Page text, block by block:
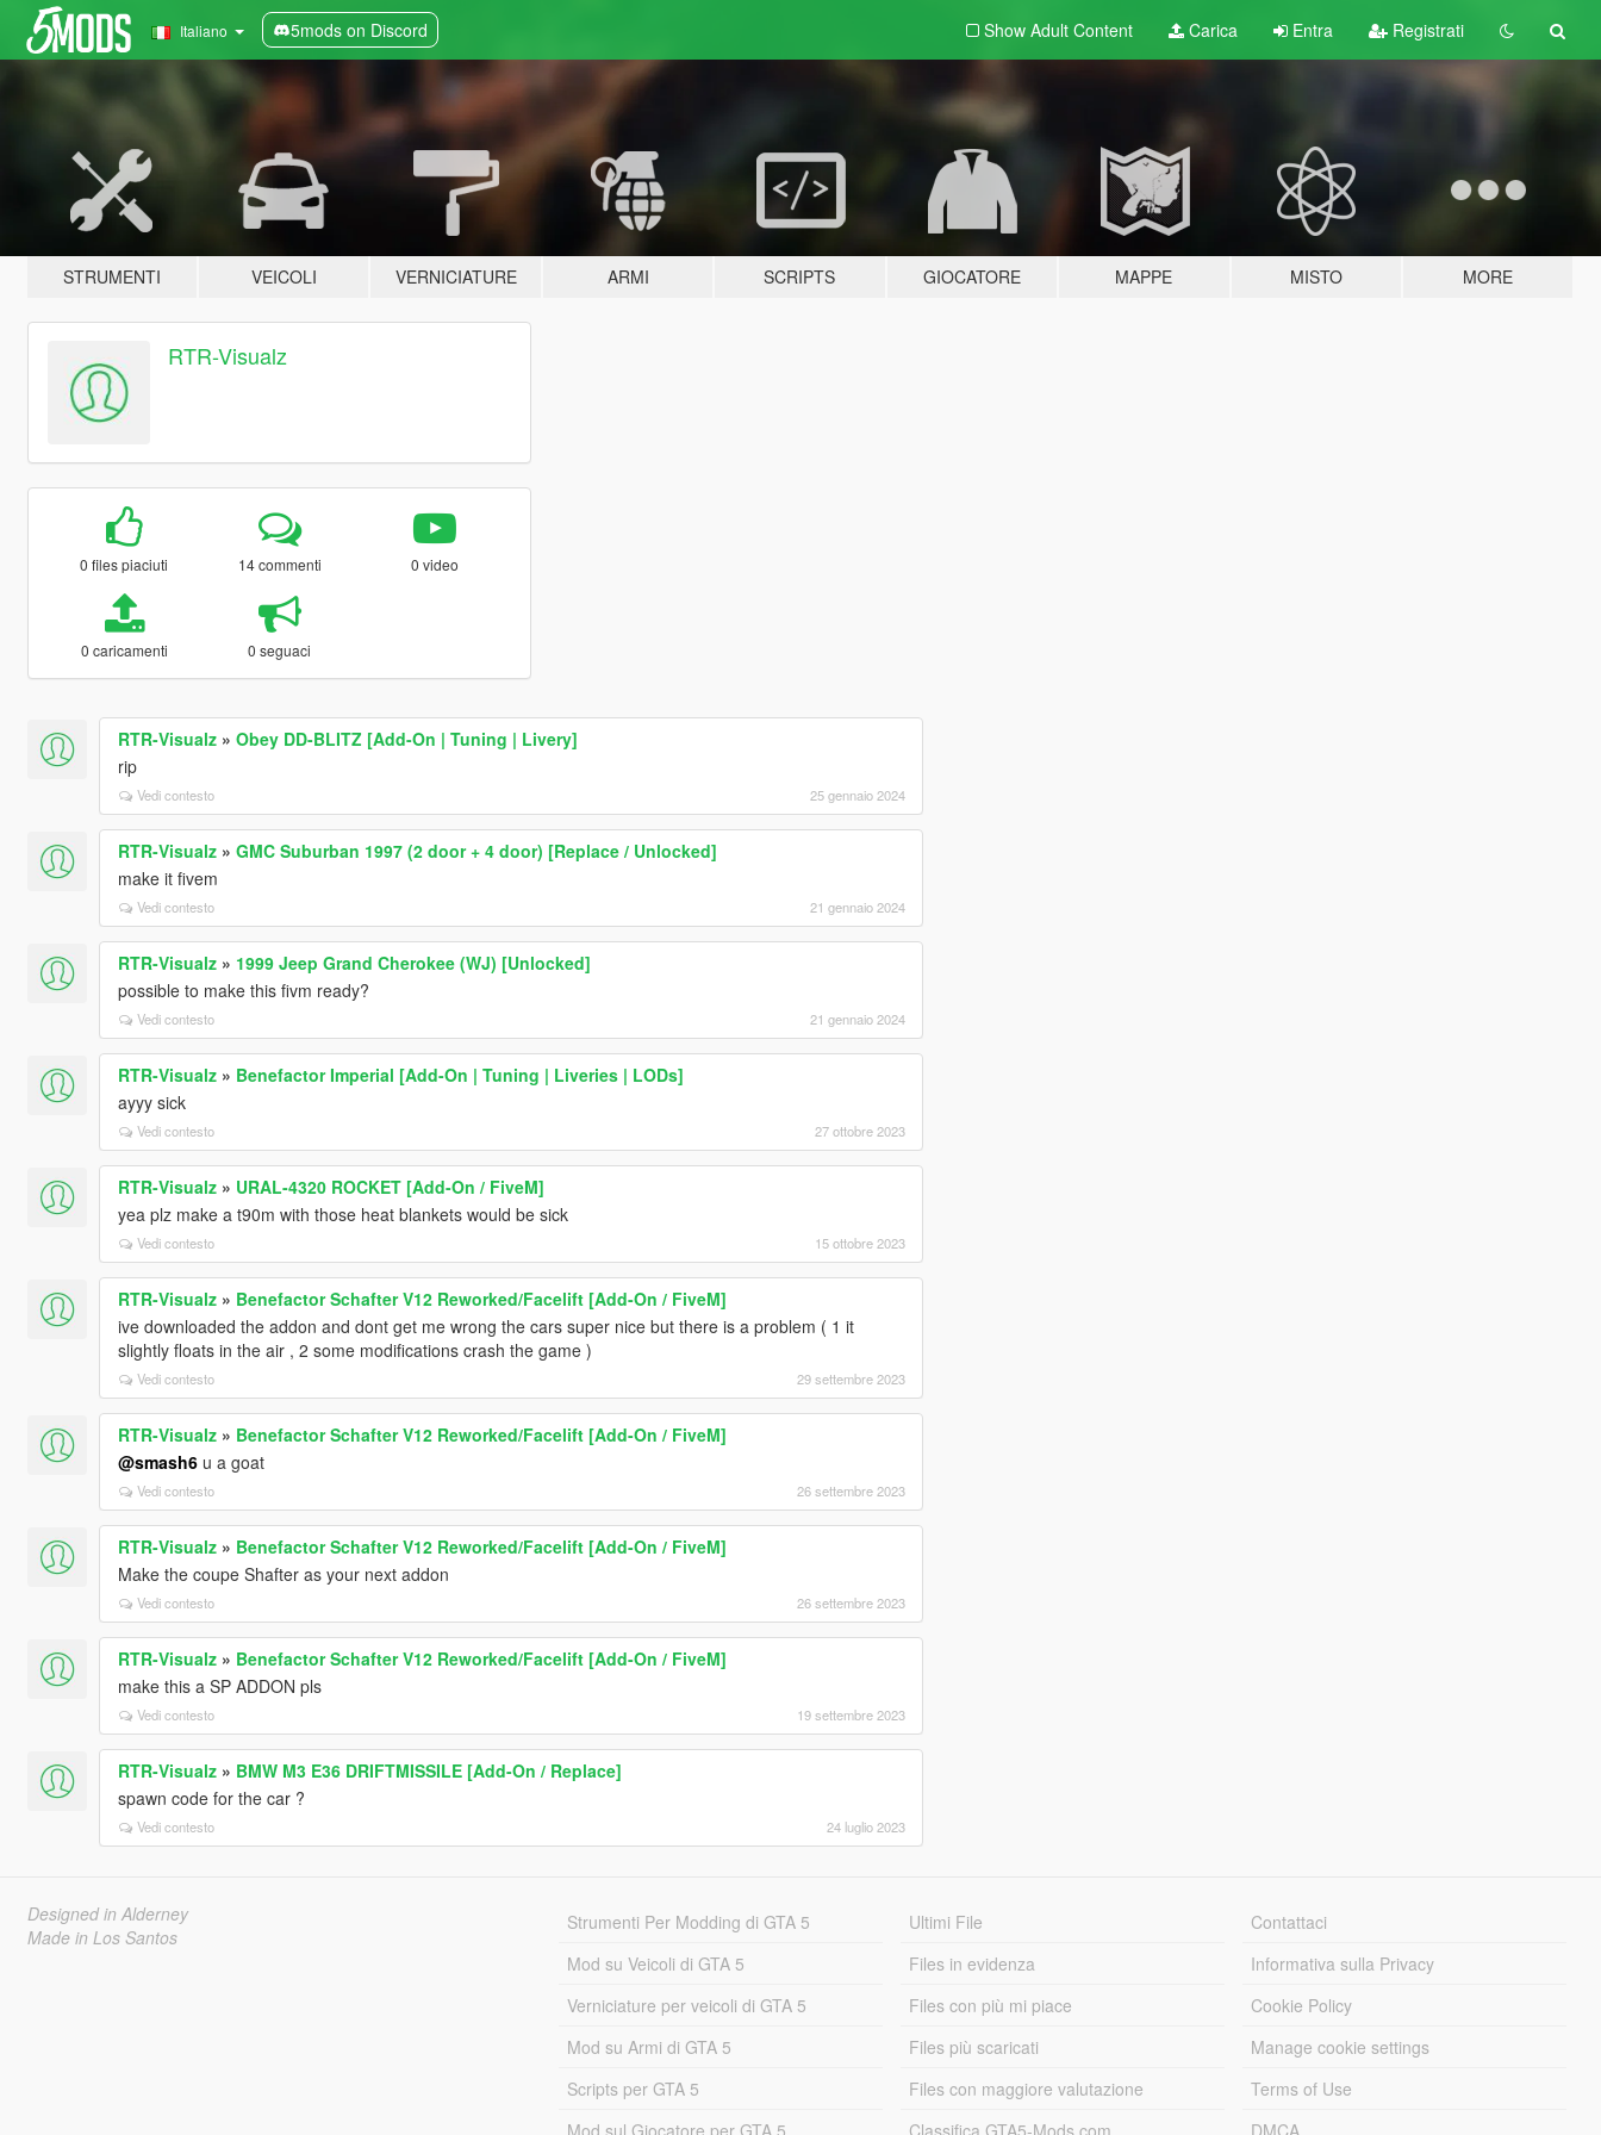
Italiano 5mods on Discord Show Adult Content Carica Entra Registrati
STRUMENTI VEICOLI VERNICIATURE ARMI SCRIPTS GIOCATORE MAPPE MISTO MORE
RTR-Visualz
0 files piaciuti 14 commenti 0 video
0 caricamenti 0 seguaci
RTR-Visualz» Obey DD-BLITZ [Add-On | Tuning | Livery]
rip
Vedi contesto 25 gennaio 2024
RTR-Visualz» GMC Suburban 1997 (2 door + 4 door) [Replace / Unlocked]
make it fivem
Vedi contesto 21 gennaio 2024
RTR-Visualz» 1999 Jeep Grand Cherokee (WJ) [Unlocked]
possible to make this fivm ready?
Vedi contesto 21 gennaio 2024
RTR-Visualz» Benefactor Imperial [Add-On | Tuning | Liveries | LODs]
ayyy sick
Vedi contesto 27 ottobre 2023
RTR-Visualz» URAL-4320 ROCKET [Add-On / FiveM]
yea plz make a t90m with those heat blankets would be sick
Vedi contesto 15 ottobre 2023
RTR-Visualz» Benefactor Schafter V12 Reworked/Facelift [Add-On / FiveM]
ive downloaded the addon and dont get me wrong the cars super nice but there is a problem ( 1 it
slightly floats in the air , 2 some modifications crash the game )
Vedi contesto 29 settembre 2023
RTR-Visualz» Benefactor Schafter V12 Reworked/Facelift [Add-On / FiveM]
@smash6u a goat
Vedi contesto 26 settembre 2023
RTR-Visualz» Benefactor Schafter V12 Reworked/Facelift [Add-On / FiveM]
Make the coupe Shafter as your next addon
Vedi contesto 26 settembre 2023
RTR-Visualz» Benefactor Schafter V12 Reworked/Facelift [Add-On / FiveM]
make this a SP ADDON pls
Vedi contesto 19 settembre 2023
RTR-Visualz» BMW M3 E36 DRIFTMISSILE [Add-On / Replace]
spawn code for the car ?
Vedi contesto 24 luglio 2023
Designed in Alderney
Made in Los Santos
Strumenti Per Modding di GTA 5
Mod su Veicoli di GTA 5
Verniciature per veicoli di GTA 5
Mod su Armi di GTA 5
Scripts per GTA 5
Mod sul Giocatore per GTA 5
Ultimi File
Files in evidenza
Files con più mi piace
Files più scaricati
Files con maggiore valutazione
Classifica GTA5-Mods.com
Contattaci
Informativa sulla Privacy
Cookie Policy
Manage cookie settings
Terms of Use
DMCA